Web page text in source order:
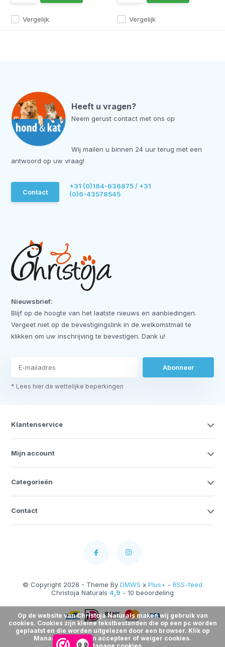
9,9
Vergelijk Vergelijk
Heeft u vragen?
Neem gerust contact met ons op
Wij mailen u binnen 24 uur terug met een
antwoord op uw vraag!
Contact
+31 (0)184-636875 / +31
(0)6-43578545
Nieuwsbrief:
Blijf op de hoogte van het laatste nieuws en aanbiedingen.
Vergeet niet op de bevestigingslink in de welkomstmail te
klikken om uw inschrijving te bevestigen. Dank u!
Abonneer
* Lees hier de wettelijke beperkingen
Klantenservice
Mijn account
Categorieën
Contact
© Copyright 2026 - Theme By DMWS x Plus+ - RSS-feed
Christoja Naturals 4,9 - 10 beoordeling
Op de website van Christoja Naturals maken wij gebruik van
cookies. Cookies zijn kleine tekstbestanden die op een pc worden
geplaatst en die worden uitgelezen door een browser. Klik op
Manage Cookies en accepteer of weiger cookies.